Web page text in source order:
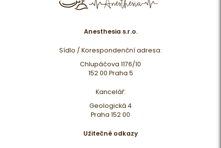
Anesthesia s.r.o.
Sídlo / Korespondenční adresa:
Chlupáčova 1176/10
152 00 Praha 5
Kancelář:
Geologická 4
Praha 152 00
Užitečné odkazy